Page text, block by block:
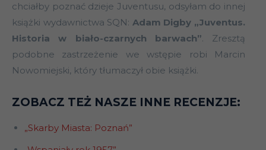
chciałby poznać dzieje Juventusu, odsyłam do innej
książki wydawnictwa SQN: Adam Digby „Juventus.
Historia w biało-czarnych barwach”. Zresztą
podobne zastrzeżenie we wstępie robi Marcin
Nowomiejski, który tłumaczył obie książki.
ZOBACZ TEŻ NASZE INNE RECENZJE:
„Skarby Miasta: Poznań”